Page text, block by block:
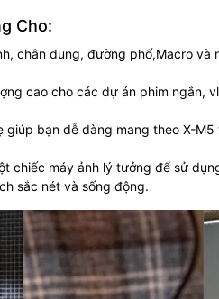
Cho:
chân dung, đường phố,Macro và
cao cho các dự án phim ngắn,
giúp bạn dễ dàng mang theo X-
chiếc máy ảnh lý tưởng để sử
sắc nét và sống động.